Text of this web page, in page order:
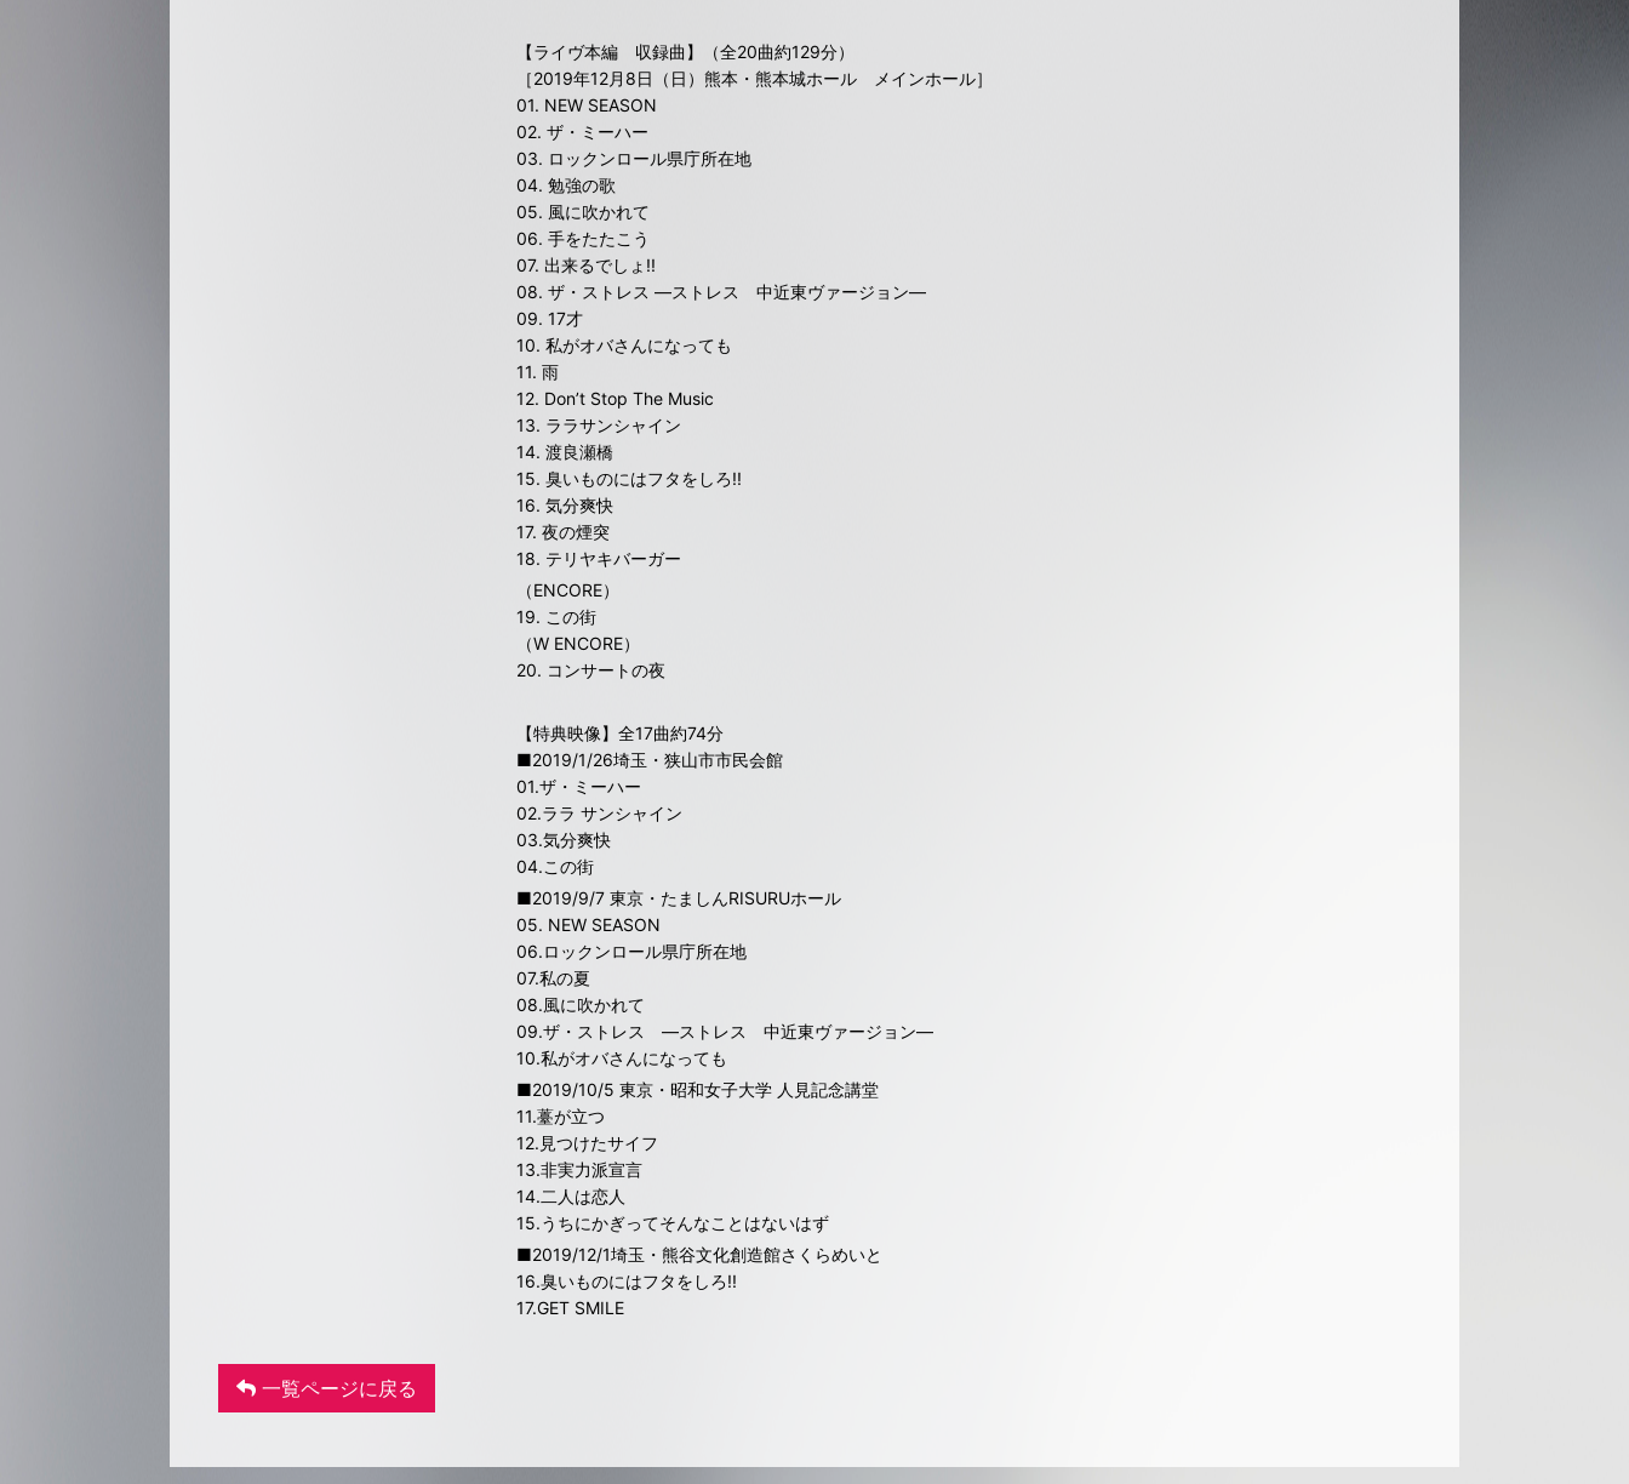
【ライヴ本編 収録曲】（全20曲約129分）
［2019年12月8日（日）熊本・熊本城ホール メインホール］
01. NEW SEASON
02. ザ・ミーハー
03. ロックンロール県庁所在地
04. 勉強の歌
05. 風に吹かれて
06. 手をたたこう
07. 出来るでしょ!!
08. ザ・ストレス ―ストレス 中近東ヴァージョン―
09. 17才
10. 私がオバさんになっても
11. 雨
12. Don’t Stop The Music
13. ララサンシャイン
14. 渡良瀬橋
15. 臭いものにはフタをしろ!!
16. 気分爽快
17. 夜の煙突
18. テリヤキバーガー
（ENCORE）
19. この街
（W ENCORE）
20. コンサートの夜
【特典映像】全17曲約74分
■2019/1/26埼玉・狭山市市民会館
01.ザ・ミーハー
02.ララ サンシャイン
03.気分爽快
04.この街
■2019/9/7 東京・たましんRISURUホール
05. NEW SEASON
06.ロックンロール県庁所在地
07.私の夏
08.風に吹かれて
09.ザ・ストレス ―ストレス 中近東ヴァージョン―
10.私がオバさんになっても
■2019/10/5 東京・昭和女子大学 人見記念講堂
11.薹が立つ
12.見つけたサイフ
13.非実力派宣言
14.二人は恋人
15.うちにかぎってそんなことはないはず
■2019/12/1埼玉・熊谷文化創造館さくらめいと
16.臭いものにはフタをしろ!!
17.GET SMILE
一覧ページに戻る